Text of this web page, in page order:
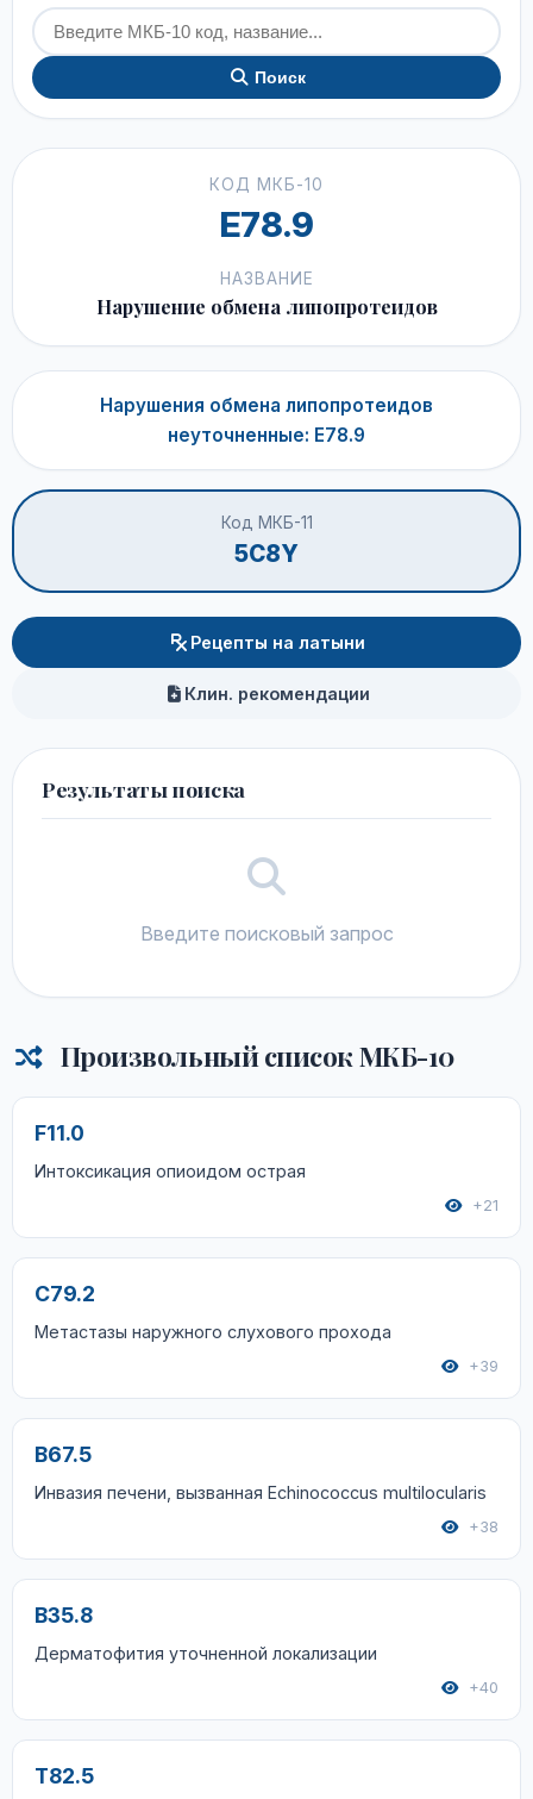
Поиск
КОД МКБ-10
E78.9
НАЗВАНИЕ
Нарушение обмена липопротеидов
Нарушения обмена липопротеидов
неуточненные: E78.9
Код МКБ-11
5C8Y
Рецепты на латыни
Клин. рекомендации
Результаты поиска
Введите поисковый запрос
Произвольный список МКБ-10
F11.0
Интоксикация опиоидом острая
+21
C79.2
Метастазы наружного слухового прохода
+39
B67.5
Инвазия печени, вызванная Echinococcus multilocularis
+38
B35.8
Дерматофития уточненной локализации
+40
T82.5